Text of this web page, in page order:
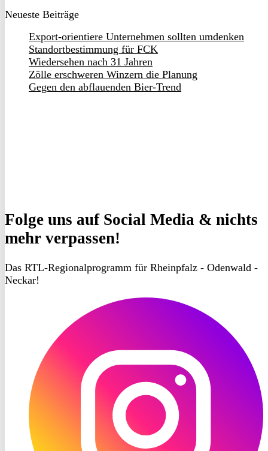
Neueste Beiträge
Export-orientiere Unternehmen sollten umdenken
Standortbestimmung für FCK
Wiedersehen nach 31 Jahren
Zölle erschweren Winzern die Planung
Gegen den abflauenden Bier-Trend
Folge uns auf Social Media & nichts
mehr verpassen!
Das RTL-Regionalprogramm für Rheinpfalz - Odenwald -
Neckar!
Instagram